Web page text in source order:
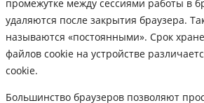
промежутке между сессиями работы в
удаляются после закрытия браузера.
называются «постоянными». Срок
файлов cookie на устройстве
cookie.
Большинство браузеров позволяют